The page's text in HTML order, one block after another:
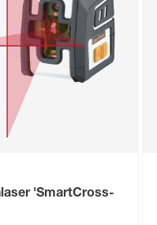
'SmartCross-